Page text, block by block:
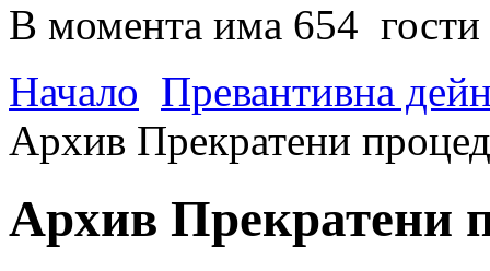
В момента има 654 гости
Начало Превантивна
Архив Прекратени
Архив Прекратени